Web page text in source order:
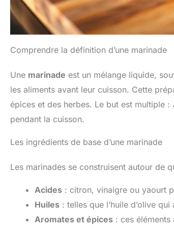
Comprendre la définition d’une marinade
Une marinade est un mélange liquide,
les aliments avant leur cuisson. Cette
épices et des herbes. Le but est multiple :
pendant la cuisson.
Les ingrédients de base d’une marinade
Les marinades se construisent autour de
Acides : citron, vinaigre ou yaourt
Huiles : telles que l’huile d’olive
Aromates et épices : ces